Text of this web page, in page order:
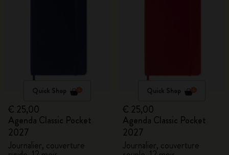
Quick Shop
€ 25,00
Agenda Classic Pocket
2027
Journalier, couverture
Quick Shop
€ 25,00
Agenda Classic Pocket
2027
Journalier, couverture